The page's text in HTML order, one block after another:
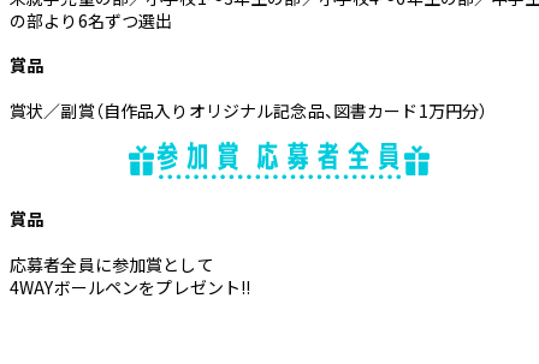
の部より6名ずつ選出
賞品
賞状／副賞（自作品入りオリジナル記念品、図書カード1万円分）
賞品
応募者全員に参加賞として
4WAYボールペンをプレゼント!!